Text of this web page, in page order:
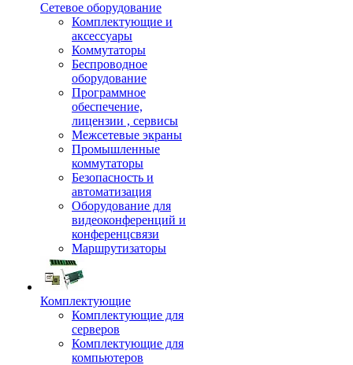
Сетевое оборудование
Комплектующие и
аксессуары
Коммутаторы
Беспроводное
оборудование
Программное
обеспечение,
лицензии , сервисы
Межсетевые экраны
Промышленные
коммутаторы
Безопасность и
автоматизация
Оборудование для
видеоконференций и
конференцсвязи
Маршрутизаторы
Комплектующие
Комплектующие для
серверов
Комплектующие для
компьютеров